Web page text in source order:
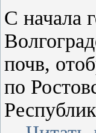
С начала
почв,
по